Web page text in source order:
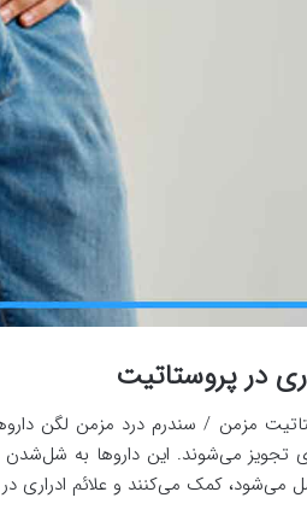
در پروستاتیت
مزمن / سندرم درد مزمن لگن
تجویز می‌شوند. این داروها به
می‌شود، کمک می‌کنند و علائم ادراری